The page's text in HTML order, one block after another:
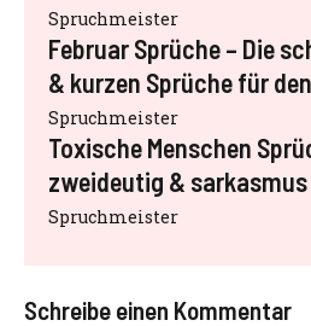
Spruchmeister
Februar Sprüche – Die
& kurzen Sprüche für
Spruchmeister
Toxische Menschen
zweideutig & sarkasmus
Spruchmeister
Schreibe einen Kommentar